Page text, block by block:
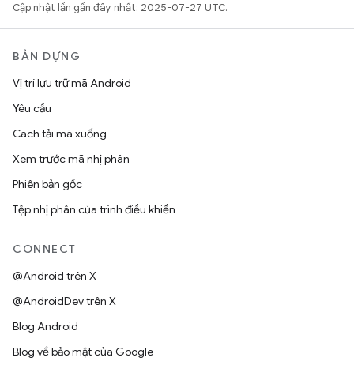
Cập nhật lần gần đây nhất: 2025-07-27 UTC.
BẢN DỰNG
Vị trí lưu trữ mã Android
Yêu cầu
Cách tải mã xuống
Xem trước mã nhị phân
Phiên bản gốc
Tệp nhị phân của trình điều khiển
CONNECT
@Android trên X
@AndroidDev trên X
Blog Android
Blog về bảo mật của Google